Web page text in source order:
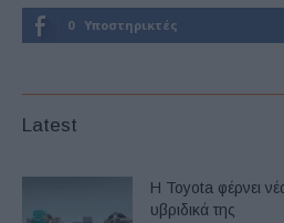
0 Υποστηρικτές
Latest
Η Toyota φέρνει
υβριδικά της